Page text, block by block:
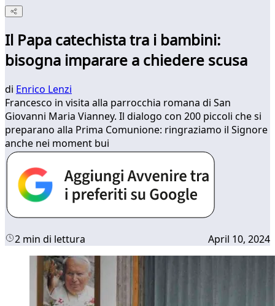
Il Papa catechista tra i bambini:
bisogna imparare a chiedere scusa
di Enrico Lenzi
Francesco in visita alla parrocchia romana di San
Giovanni Maria Vianney. Il dialogo con 200 piccoli che si
preparano alla Prima Comunione: ringraziamo il Signore
anche nei moment bui
2 min di lettura April 10, 2024